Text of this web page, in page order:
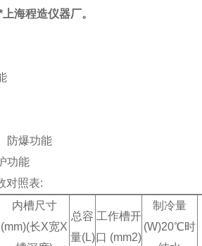
上海程造仪器厂。
防爆功能
功能
对照表:
内槽尺寸
(mm)(长X宽X
总容
量(L)
工作槽开
口 (mm2)
制冷量
(W)20℃时